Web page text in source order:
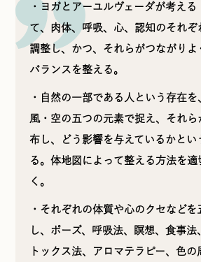
・ヨガとアーユルヴェーダが考え
て、肉体、呼吸、心、認知のそれぞ
調整し、かつ、それらがつながりよ
バランスを整える。
・自然の一部である人という存在を
風・空の五つの元素で捉え、それら
布し、どう影響を与えているかとい
る。体地図によって整える方法を適
く。
・それぞれの体質や心のクセなど
し、ポーズ、呼吸法、瞑想、食事法
トックス法、アロマテラピー、色の